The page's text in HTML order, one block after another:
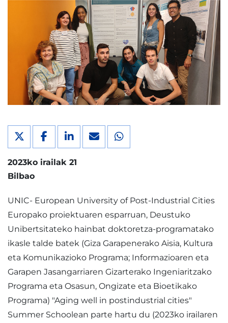
2023ko irailak 21
Bilbao
UNIC- European University of Post-Industrial Cities
Europako proiektuaren esparruan, Deustuko
Unibertsitateko hainbat doktoretza-programatako
ikasle talde batek (Giza Garapenerako Aisia, Kultura
eta Komunikazioko Programa; Informazioaren eta
Garapen Jasangarriaren Gizarterako Ingeniaritzako
Programa eta Osasun, Ongizate eta Bioetikako
Programa) "Aging well in postindustrial cities"
Summer Schoolean parte hartu du (2023ko irailaren